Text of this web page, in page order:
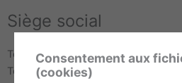
Siège social
Téléphone :819 694-1118
Télécopieur :819 694-1120
Consentement aux
(cookies)